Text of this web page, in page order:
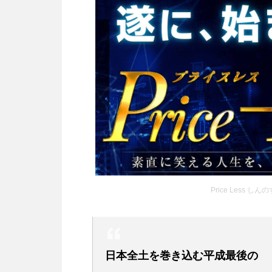
Price Less しんの
日本全土を巻き込む平成最後の